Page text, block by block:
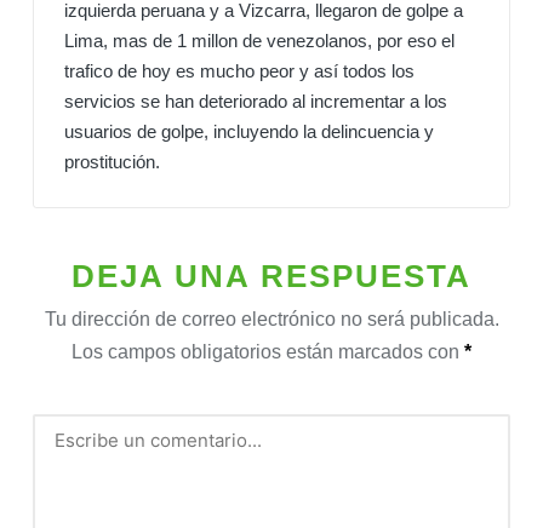
izquierda peruana y a Vizcarra, llegaron de golpe a
Lima, mas de 1 millon de venezolanos, por eso el
trafico de hoy es mucho peor y así todos los
servicios se han deteriorado al incrementar a los
usuarios de golpe, incluyendo la delincuencia y
prostitución.
DEJA UNA RESPUESTA
Tu dirección de correo electrónico no será publicada.
Los campos obligatorios están marcados con *